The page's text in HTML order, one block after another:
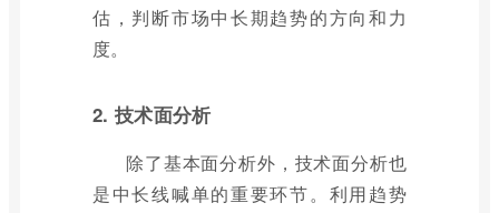
估，判断市场中长期趋势的方向和力
度。
2. 技术面分析
除了基本面分析外，技术面分析也
是中长线喊单的重要环节。利用趋势